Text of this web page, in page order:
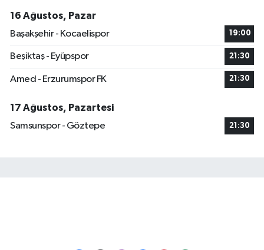
16 Ağustos, Pazar
Başakşehir - Kocaelispor
19:00
Beşiktaş - Eyüpspor 21:30
Amed - Erzurumspor FK 21:30
17 Ağustos, Pazartesi
Samsunspor - Göztepe
21:30